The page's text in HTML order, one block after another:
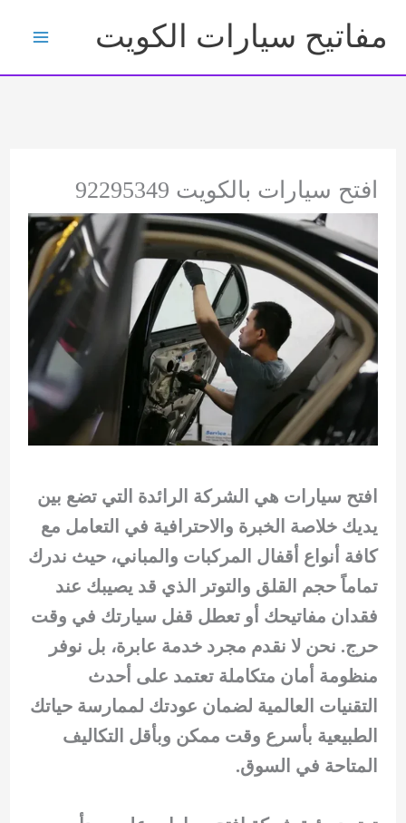
إلى
المحتوى
مفاتيح سيارات الكويت
افتح سيارات بالكويت 92295349
افتح سيارات هي الشركة الرائدة التي تضع بين
يديك خلاصة الخبرة والاحترافية في التعامل مع
كافة أنواع أقفال المركبات والمباني، حيث ندرك
تماماً حجم القلق والتوتر الذي قد يصيبك عند
فقدان مفاتيحك أو تعطل قفل سيارتك في وقت
حرج. نحن لا نقدم مجرد خدمة عابرة، بل نوفر
منظومة أمان متكاملة تعتمد على أحدث
التقنيات العالمية لضمان عودتك لممارسة حياتك
الطبيعية بأسرع وقت ممكن وبأقل التكاليف
المتاحة في السوق.